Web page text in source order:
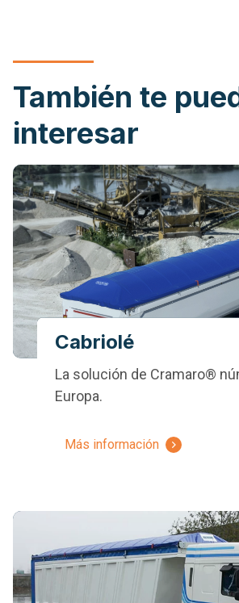
También te
interesar
Cabriolé
La solución de Cramaro®
Europa.
Más información